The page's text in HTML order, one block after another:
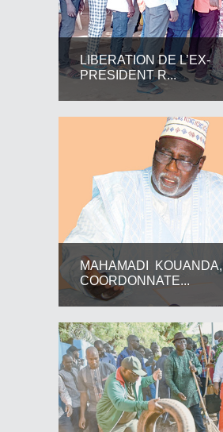
LIBERATION DE L’EX-
PRESIDENT R...
MAHAMADI KOUANDA,
COORDONNATE...